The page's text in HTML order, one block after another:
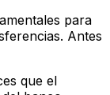
para
Antes
que el